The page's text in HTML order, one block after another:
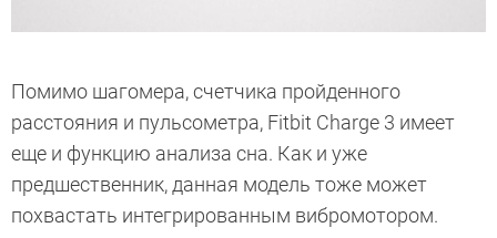
Помимо шагомера, счетчика пройденного
расстояния и пульсометра, Fitbit Charge 3 имеет
еще и функцию анализа сна. Как и уже
предшественник, данная модель тоже может
похвастать интегрированным вибромотором.